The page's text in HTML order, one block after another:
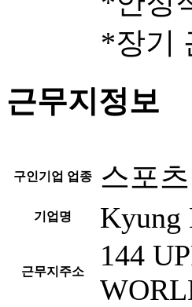
*장기
근무지정보
구인기업 업종 스포
기업명 Kyung
근무지주소
144